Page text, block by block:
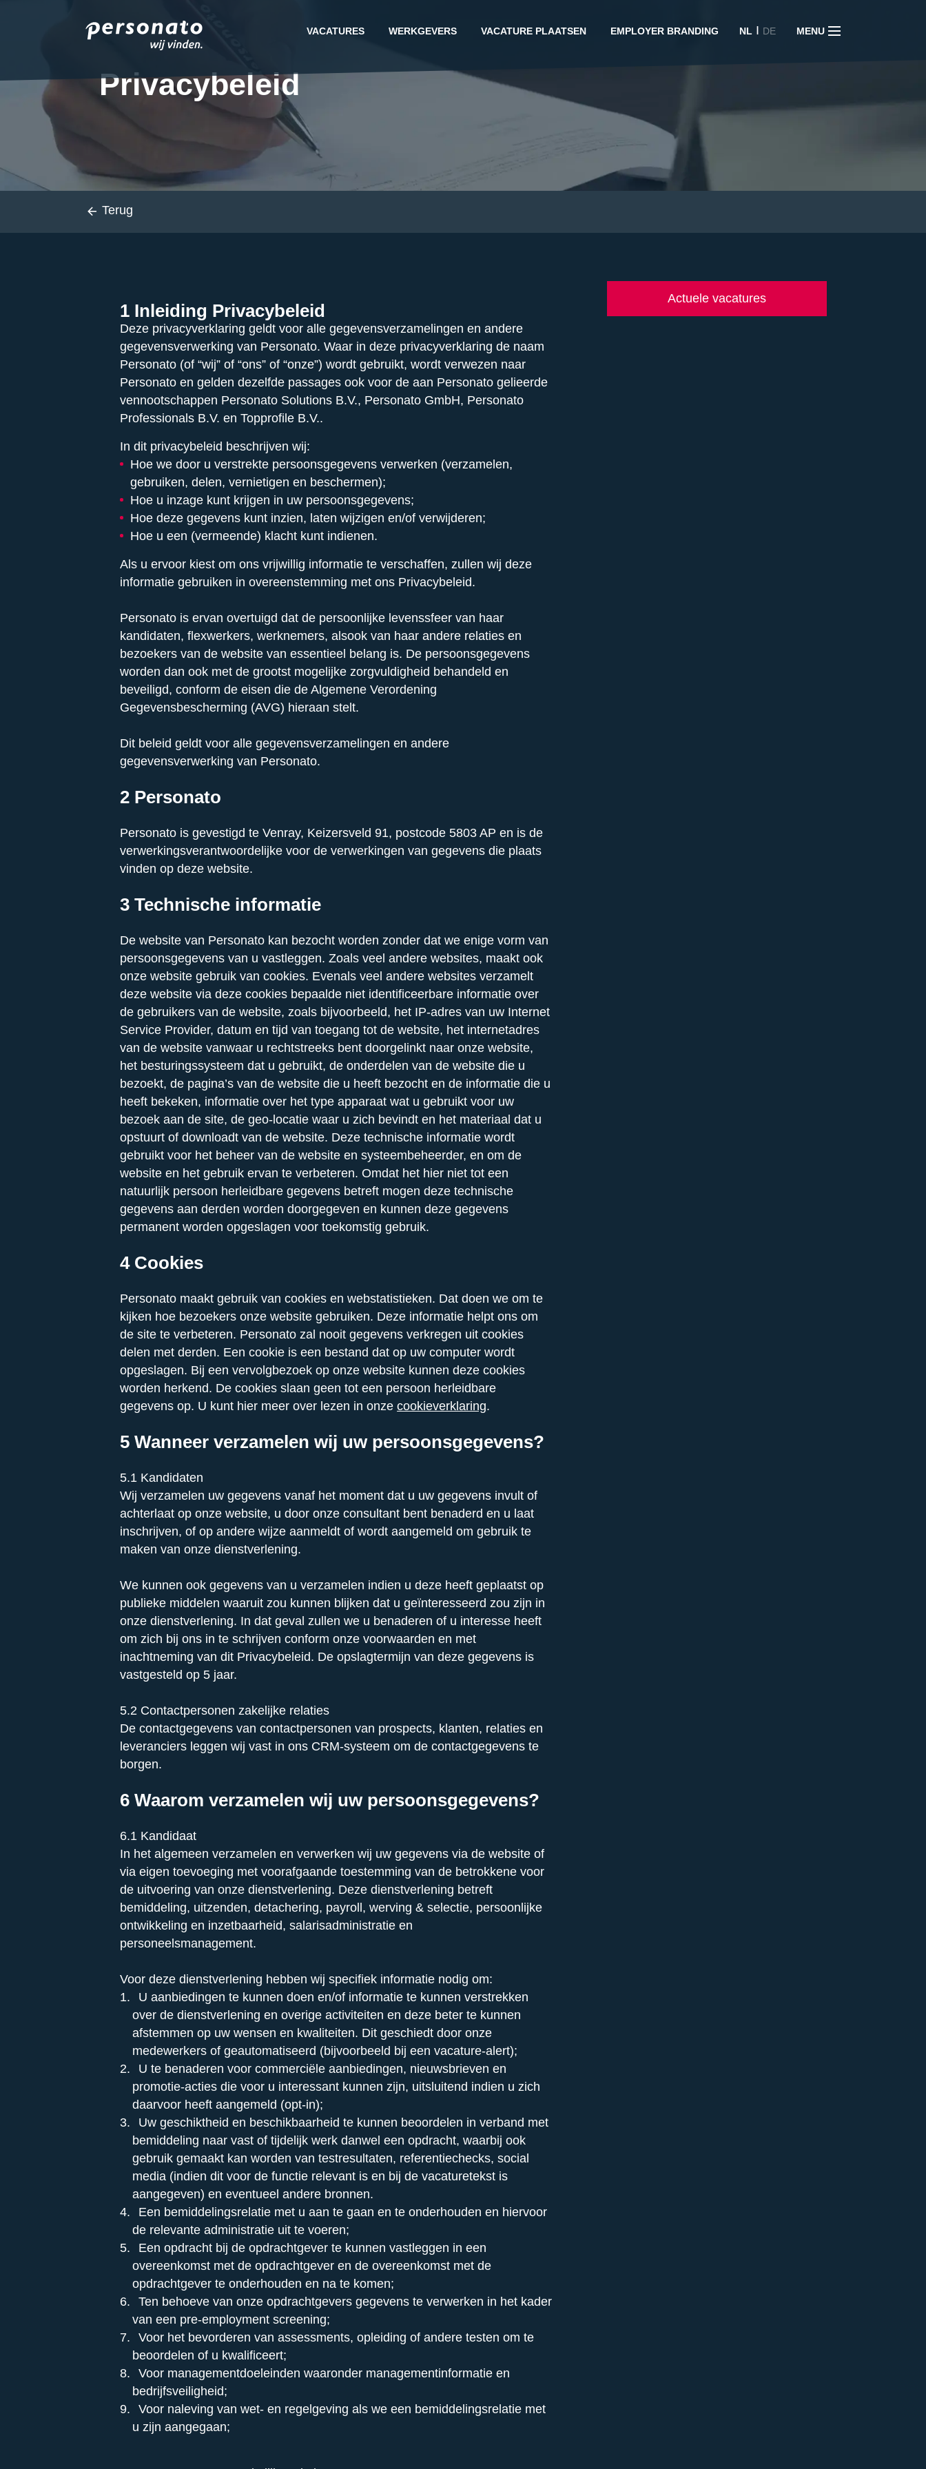
ONZE DIENSTEN
OVER PERSONATO
VACATURES WERKGEVERS VACATURE PLAATSEN EMPLOYER BRANDING NL I DE MENU
Privacybeleid
Terug
1 Inleiding Privacybeleid
Deze privacyverklaring geldt voor alle gegevensverzamelingen en andere
gegevensverwerking van Personato. Waar in deze privacyverklaring de naam
Personato (of “wij” of “ons” of “onze”) wordt gebruikt, wordt verwezen naar
Personato en gelden dezelfde passages ook voor de aan Personato gelieerde
vennootschappen Personato Solutions B.V., Personato GmbH, Personato
Professionals B.V. en Topprofile B.V..
In dit privacybeleid beschrijven wij:
Hoe we door u verstrekte persoonsgegevens verwerken (verzamelen,
gebruiken, delen, vernietigen en beschermen);
Hoe u inzage kunt krijgen in uw persoonsgegevens;
Hoe deze gegevens kunt inzien, laten wijzigen en/of verwijderen;
Hoe u een (vermeende) klacht kunt indienen.
Als u ervoor kiest om ons vrijwillig informatie te verschaffen, zullen wij deze
informatie gebruiken in overeenstemming met ons Privacybeleid.
Personato is ervan overtuigd dat de persoonlijke levenssfeer van haar
kandidaten, flexwerkers, werknemers, alsook van haar andere relaties en
bezoekers van de website van essentieel belang is. De persoonsgegevens
worden dan ook met de grootst mogelijke zorgvuldigheid behandeld en
beveiligd, conform de eisen die de Algemene Verordening
Gegevensbescherming (AVG) hieraan stelt.
Dit beleid geldt voor alle gegevensverzamelingen en andere
gegevensverwerking van Personato.
2 Personato
Personato is gevestigd te Venray, Keizersveld 91, postcode 5803 AP en is de
verwerkingsverantwoordelijke voor de verwerkingen van gegevens die plaats
vinden op deze website.
3 Technische informatie
De website van Personato kan bezocht worden zonder dat we enige vorm van
persoonsgegevens van u vastleggen. Zoals veel andere websites, maakt ook
onze website gebruik van cookies. Evenals veel andere websites verzamelt
deze website via deze cookies bepaalde niet identificeerbare informatie over
de gebruikers van de website, zoals bijvoorbeeld, het IP-adres van uw Internet
Service Provider, datum en tijd van toegang tot de website, het internetadres
van de website vanwaar u rechtstreeks bent doorgelinkt naar onze website,
het besturingssysteem dat u gebruikt, de onderdelen van de website die u
bezoekt, de pagina’s van de website die u heeft bezocht en de informatie die u
heeft bekeken, informatie over het type apparaat wat u gebruikt voor uw
bezoek aan de site, de geo-locatie waar u zich bevindt en het materiaal dat u
opstuurt of downloadt van de website. Deze technische informatie wordt
gebruikt voor het beheer van de website en systeembeheerder, en om de
website en het gebruik ervan te verbeteren. Omdat het hier niet tot een
natuurlijk persoon herleidbare gegevens betreft mogen deze technische
gegevens aan derden worden doorgegeven en kunnen deze gegevens
permanent worden opgeslagen voor toekomstig gebruik.
4 Cookies
Personato maakt gebruik van cookies en webstatistieken. Dat doen we om te
kijken hoe bezoekers onze website gebruiken. Deze informatie helpt ons om
de site te verbeteren. Personato zal nooit gegevens verkregen uit cookies
delen met derden. Een cookie is een bestand dat op uw computer wordt
opgeslagen. Bij een vervolgbezoek op onze website kunnen deze cookies
worden herkend. De cookies slaan geen tot een persoon herleidbare
gegevens op. U kunt hier meer over lezen in onzecookieverklaring.
5 Wanneer verzamelen wij uw persoonsgegevens?
5.1 Kandidaten
Wij verzamelen uw gegevens vanaf het moment dat u uw gegevens invult of
achterlaat op onze website, u door onze consultant bent benaderd en u laat
inschrijven, of op andere wijze aanmeldt of wordt aangemeld om gebruik te
maken van onze dienstverlening.
We kunnen ook gegevens van u verzamelen indien u deze heeft geplaatst op
publieke middelen waaruit zou kunnen blijken dat u geïnteresseerd zou zijn in
onze dienstverlening. In dat geval zullen we u benaderen of u interesse heeft
om zich bij ons in te schrijven conform onze voorwaarden en met
inachtneming van dit Privacybeleid. De opslagtermijn van deze gegevens is
vastgesteld op 5 jaar.
5.2 Contactpersonen zakelijke relaties
De contactgegevens van contactpersonen van prospects, klanten, relaties en
leveranciers leggen wij vast in ons CRM-systeem om de contactgegevens te
borgen.
6 Waarom verzamelen wij uw persoonsgegevens?
6.1 Kandidaat
In het algemeen verzamelen en verwerken wij uw gegevens via de website of
via eigen toevoeging met voorafgaande toestemming van de betrokkene voor
de uitvoering van onze dienstverlening. Deze dienstverlening betreft
bemiddeling, uitzenden, detachering, payroll, werving & selectie, persoonlijke
ontwikkeling en inzetbaarheid, salarisadministratie en
personeelsmanagement.
Voor deze dienstverlening hebben wij specifiek informatie nodig om:
U aanbiedingen te kunnen doen en/of informatie te kunnen verstrekken
over de dienstverlening en overige activiteiten en deze beter te kunnen
afstemmen op uw wensen en kwaliteiten. Dit geschiedt door onze
medewerkers of geautomatiseerd (bijvoorbeeld bij een vacature-alert);
U te benaderen voor commerciële aanbiedingen, nieuwsbrieven en
promotie-acties die voor u interessant kunnen zijn, uitsluitend indien u zich
daarvoor heeft aangemeld (opt-in);
Uw geschiktheid en beschikbaarheid te kunnen beoordelen in verband met
bemiddeling naar vast of tijdelijk werk danwel een opdracht, waarbij ook
gebruik gemaakt kan worden van testresultaten, referentiechecks, social
media (indien dit voor de functie relevant is en bij de vacaturetekst is
aangegeven) en eventueel andere bronnen.
Een bemiddelingsrelatie met u aan te gaan en te onderhouden en hiervoor
de relevante administratie uit te voeren;
Een opdracht bij de opdrachtgever te kunnen vastleggen in een
overeenkomst met de opdrachtgever en de overeenkomst met de
opdrachtgever te onderhouden en na te komen;
Ten behoeve van onze opdrachtgevers gegevens te verwerken in het kader
van een pre-employment screening;
Voor het bevorderen van assessments, opleiding of andere testen om te
beoordelen of u kwalificeert;
Voor managementdoeleinden waaronder managementinformatie en
bedrijfsveiligheid;
Voor naleving van wet- en regelgeving als we een bemiddelingsrelatie met
u zijn aangegaan;
Actuele vacatures